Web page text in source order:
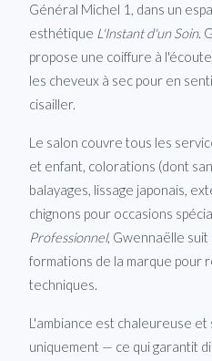
Général Michel 1, dans un
esthétique L'Instant d'un Soin.
propose une coiffure à
les cheveux à sec pour en
cisailler.
Le salon couvre tous les
et enfant, colorations (dont
balayages, lissage japonais,
chignons pour occasions
Professionnel, Gwennaëlle
formations de la marque pour
techniques.
L'ambiance est chaleureuse
uniquement — ce qui garantit